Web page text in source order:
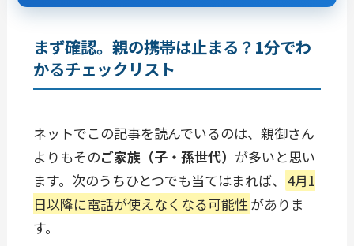
まず確認。親の携帯は止まる？1分でわ
かるチェックリスト
ネットでこの記事を読んでいるのは、親御さん
よりもそのご家族（子・孫世代） が多いと思い
ます。次のうちひとつでも当てはまれば、 4月1
日以降に電話が使えなくなる可能性がありま
す。